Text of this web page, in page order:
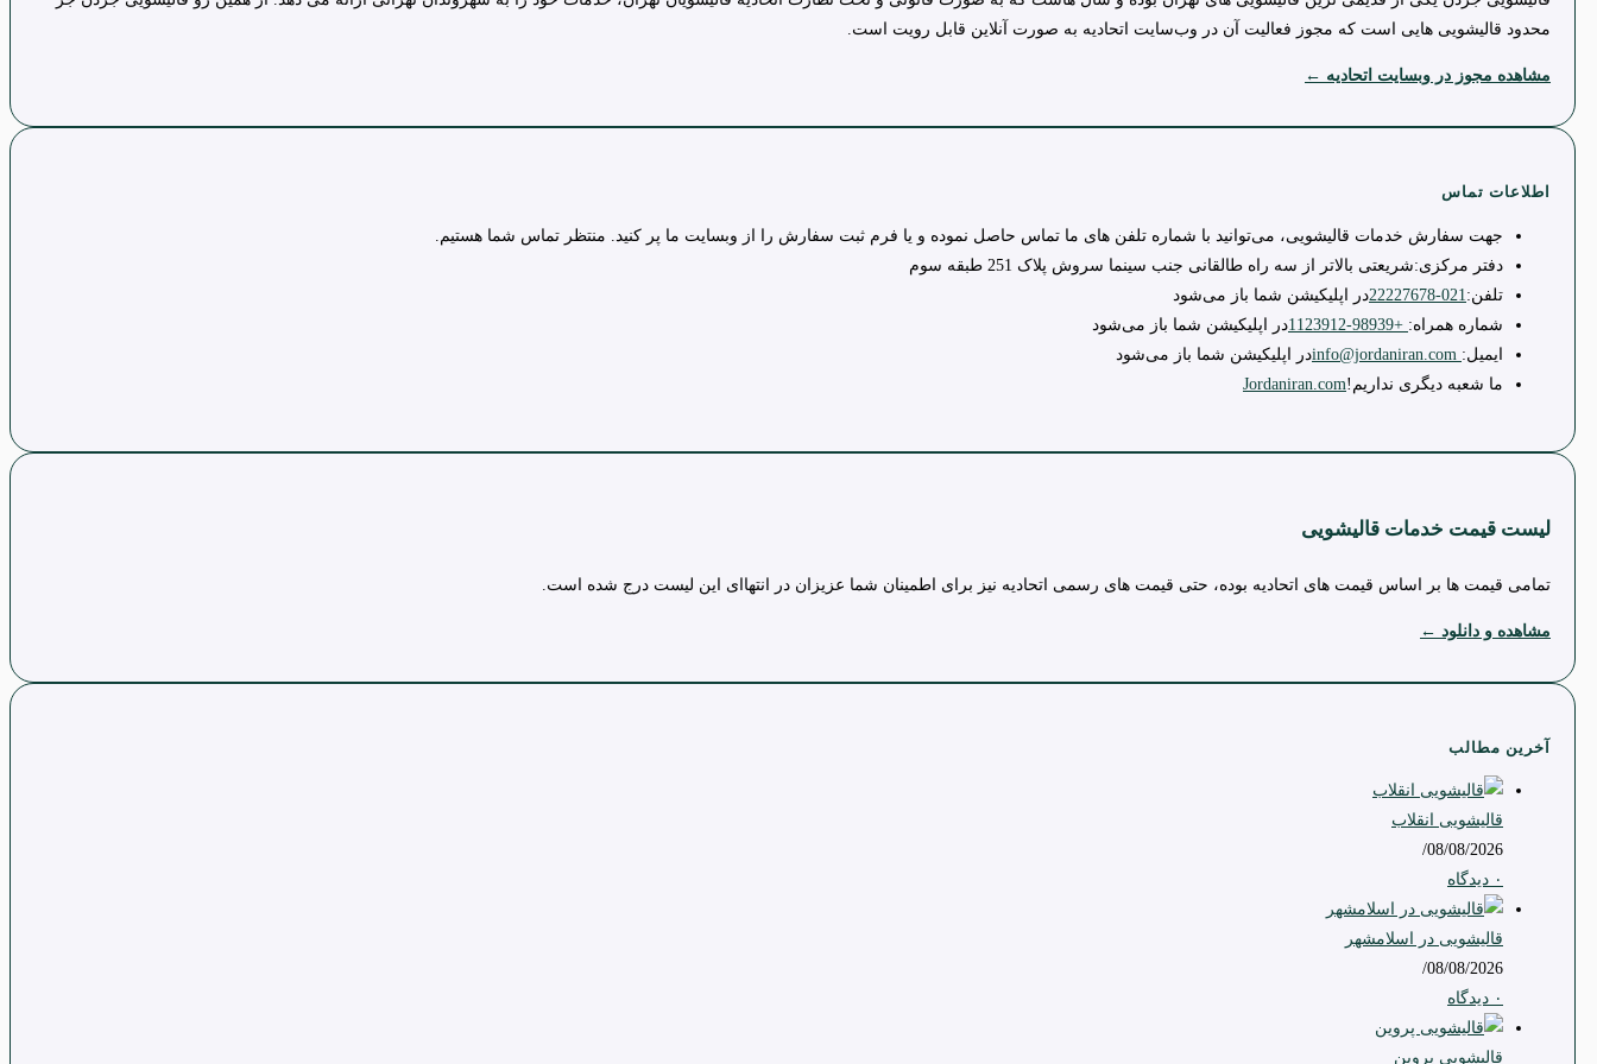
محدود قالیشویی هایی است که مجوز فعالیت آن در وب‌سایت اتحادیه به صورت آنلاین قابل رویت است.
مشاهده مجوز در وبسایت اتحادیه ←
اطلاعات تماس
جهت سفارش خدمات قالیشویی، می‌توانید با شماره تلفن های ما تماس حاصل نموده و یا فرم ثبت سفارش را از وبسایت ما پر کنید. منتظر تماس شما هستیم.
دفتر مرکزی:شریعتی بالاتر از سه راه طالقانی جنب سینما سروش پلاک 251 طبقه سوم
تلفن: 021-22227678
در اپلیکیشن شما باز می‌شود
شماره همراه: +98939-1123912
در اپلیکیشن شما باز می‌شود
ایمیل:
در اپلیکیشن شما باز می‌شود
ما شعبه دیگری نداریم!Jordaniran.com
لیست قیمت خدمات قالیشویی
تمامی قیمت ها بر اساس قیمت های اتحادیه بوده، حتی قیمت های رسمی اتحادیه نیز برای اطمینان شما عزیزان در انتهاای این لیست درج شده است.
مشاهده و دانلود ←
آخرین مطالب
قالیشویی انقلاب
08/08/2026
/
۰ دیدگاه
قالیشویی در اسلامشهر
08/08/2026
/
۰ دیدگاه
قالیشویی پروین